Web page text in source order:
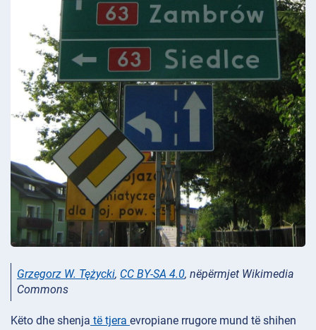
Grzegorz W. Tężycki, CC BY-SA 4.0, nëpërmjet Wikimedia
Commons
Këto dhe shenja të tjera evropiane rrugore mund të shihen